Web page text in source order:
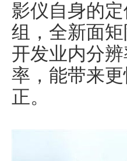
影仪自身的
组，全新面矩
开发业内分
率，能带来
正。